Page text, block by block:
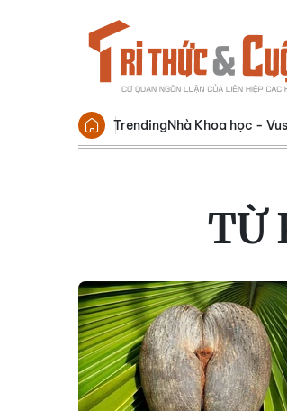
TrendingNhà Khoa học -
TỪ